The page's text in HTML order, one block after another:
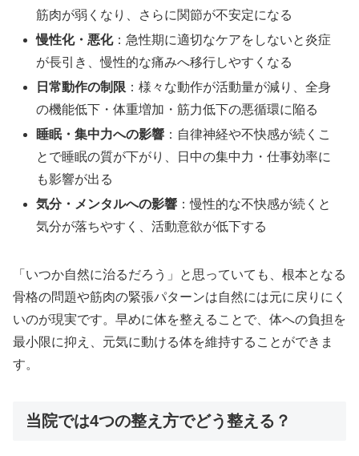
筋肉が弱くなり、さらに関節が不安定になる
慢性化・悪化：急性期に適切なケアをしないと炎症
が長引き、慢性的な痛みへ移行しやすくなる
日常動作の制限 ：様々な動作が活動量が減り、全身
の機能低下・体重増加・筋力低下の悪循環に陥る
睡眠・集中力への影響 ：自律神経や不快感が続くこ
とで睡眠の質が下がり、日中の集中力・仕事効率に
も影響が出る
気分・メンタルへの影響 ：慢性的な不快感が続くと
気分が落ちやすく、活動意欲が低下する
「いつか自然に治るだろう」と思っていても、根本となる
骨格の問題や筋肉の緊張パターンは自然には元に戻りにく
いのが現実です。早めに体を整えることで、体への負担を
最小限に抑え、元気に動ける体を維持することができま
す。
当院では4つの整え方でどう整える？